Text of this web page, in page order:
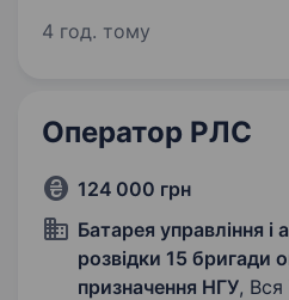
БпЛА, їх аналіз та ідентифікація;
4 год. тому
Оператор РЛС
124 000 грн
Батарея управління і
розвідки 15 бригади
призначення НГУ, Вся